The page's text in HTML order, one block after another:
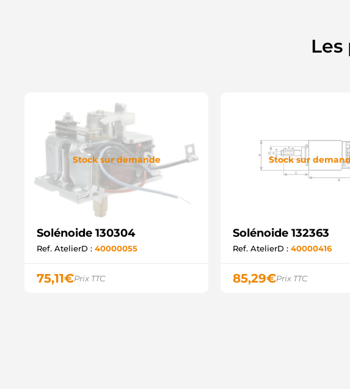
Stock sur demande
Solénoide 130304
Ref. AtelierD : 40000055
75,11€Prix TTC
Stock sur
Solénoide 132363
Ref. AtelierD : 40000416
85,29€Prix TTC